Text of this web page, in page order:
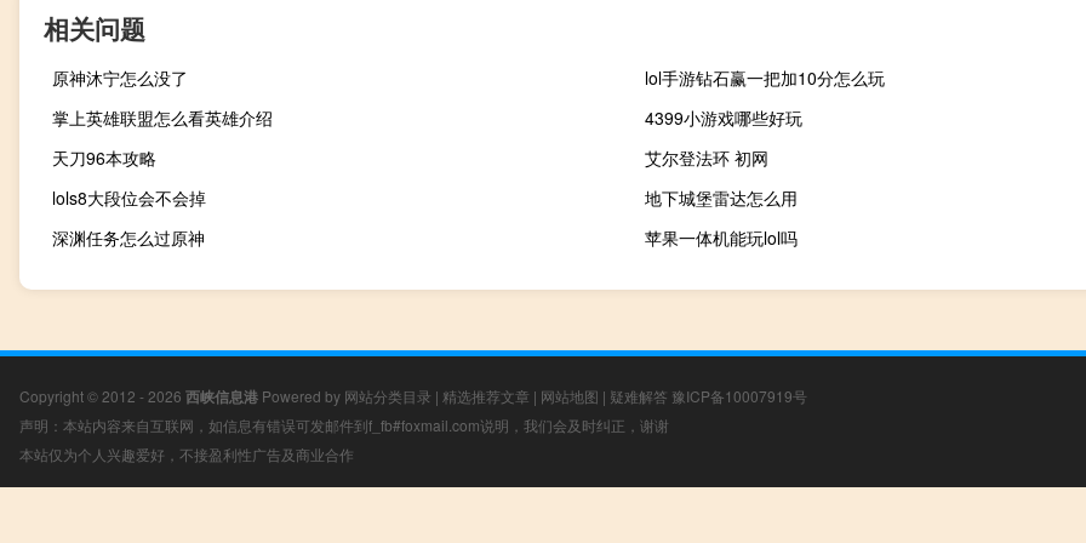
相关问题
原神沐宁怎么没了
lol手游钻石赢一把加10分怎么玩
掌上英雄联盟怎么看英雄介绍
4399小游戏哪些好玩
天刀96本攻略
艾尔登法环 初网
lols8大段位会不会掉
地下城堡雷达怎么用
深渊任务怎么过原神
苹果一体机能玩lol吗
Copyright © 2012 - 2026 西峡信息港 Powered by 网站分类目录 | 精选推荐文章 | 网站地图 | 疑难解答 豫ICP备10007919号
声明：本站内容来自互联网，如信息有错误可发邮件到f_fb#foxmail.com说明，我们会及时纠正，谢谢
本站仅为个人兴趣爱好，不接盈利性广告及商业合作